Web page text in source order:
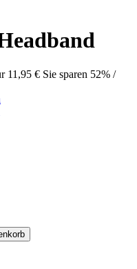
11,95 € Sie sparen 52% /